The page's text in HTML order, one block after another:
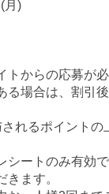
月)
からの応募が必
る場合は、割引
れるポイントの
シートのみ有効
きます。